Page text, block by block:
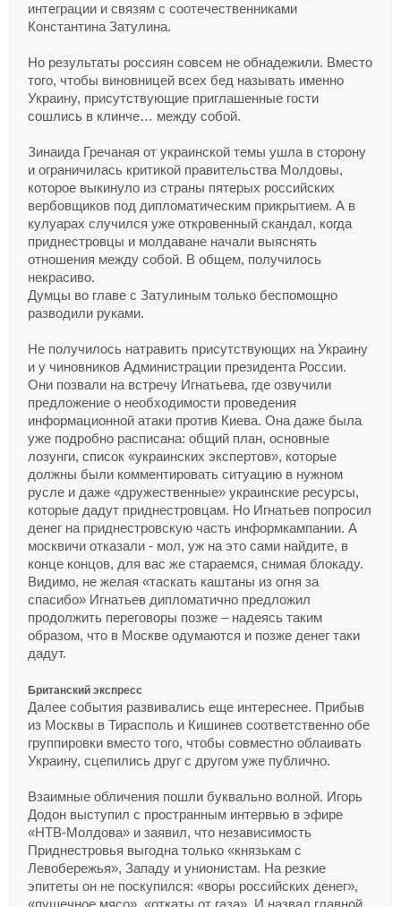
интеграции и связям с соотечественниками
Константина Затулина.
Но результаты россиян совсем не обнадежили. Вместо
того, чтобы виновницей всех бед называть именно
Украину, присутствующие приглашенные гости
сошлись в клинче… между собой.
Зинаида Гречаная от украинской темы ушла в сторону
и ограничилась критикой правительства Молдовы,
которое выкинуло из страны пятерых российских
вербовщиков под дипломатическим прикрытием. А в
кулуарах случился уже откровенный скандал, когда
приднестровцы и молдаване начали выяснять
отношения между собой. В общем, получилось
некрасиво.
Думцы во главе с Затулиным только беспомощно
разводили руками.
Не получилось натравить присутствующих на Украину
и у чиновников Администрации президента России.
Они позвали на встречу Игнатьева, где озвучили
предложение о необходимости проведения
информационной атаки против Киева. Она даже была
уже подробно расписана: общий план, основные
лозунги, список «украинских экспертов», которые
должны были комментировать ситуацию в нужном
русле и даже «дружественные» украинские ресурсы,
которые дадут приднестровцам. Но Игнатьев попросил
денег на приднестровскую часть информкампании. А
москвичи отказали - мол, уж на это сами найдите, в
конце концов, для вас же стараемся, снимая блокаду.
Видимо, не желая «таскать каштаны из огня за
спасибо» Игнатьев дипломатично предложил
продолжить переговоры позже – надеясь таким
образом, что в Москве одумаются и позже денег таки
дадут.
Британский экспресс
Далее события развивались еще интереснее. Прибыв
из Москвы в Тирасполь и Кишинев соответственно обе
группировки вместо того, чтобы совместно облаивать
Украину, сцепились друг с другом уже публично.
Взаимные обличения пошли буквально волной. Игорь
Додон выступил с пространным интервью в эфире
«НТВ-Молдова» и заявил, что независимость
Приднестровья выгодна только «князькам с
Левобережья», Западу и унионистам. На резкие
эпитеты он не поскупился: «воры российских денег»,
«пушечное мясо», «откаты от газа». И назвал главной